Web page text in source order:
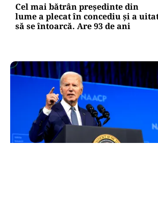
Cel mai bătrân președinte din
lume a plecat în concediu și a
să se întoarcă. Are 93 de ani